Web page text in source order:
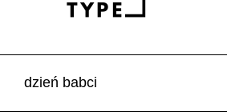
dzień babci